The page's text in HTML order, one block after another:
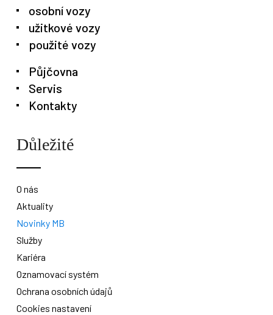
osobní vozy
užitkové vozy
použité vozy
Půjčovna
Servis
Kontakty
Důležité
O nás
Aktuality
Novinky MB
Služby
Kariéra
Oznamovací systém
Ochrana osobních údajů
Cookies nastavení